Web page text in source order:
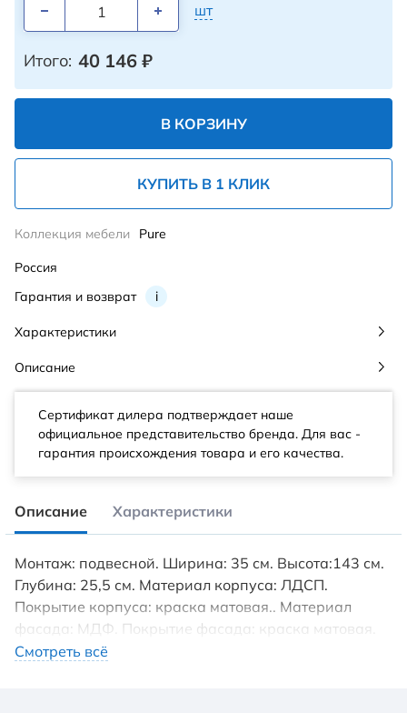
шт
Итого: 40 146 ₽
В КОРЗИНУ
КУПИТЬ В 1 КЛИК
Гарантия и возврат i
Коллекция мебели Pure
Россия
Характеристики
Описание
Сертификат дилера подтверждает наше
официальное представительство бренда. Для вас -
гарантия происхождения товара и его качества.
Описание Характеристики
Монтаж: подвесной. Ширина: 35 см. Высота:143 см.
Глубина: 25,5 см. Материал корпуса: ЛДСП.
Покрытие корпуса: краска матовая.. Материал
фасада: МДФ. Покрытие фасада: краска матовая.
Ориентация: универсальная. Вес мебели: 23.65 кг.
Смотреть всё